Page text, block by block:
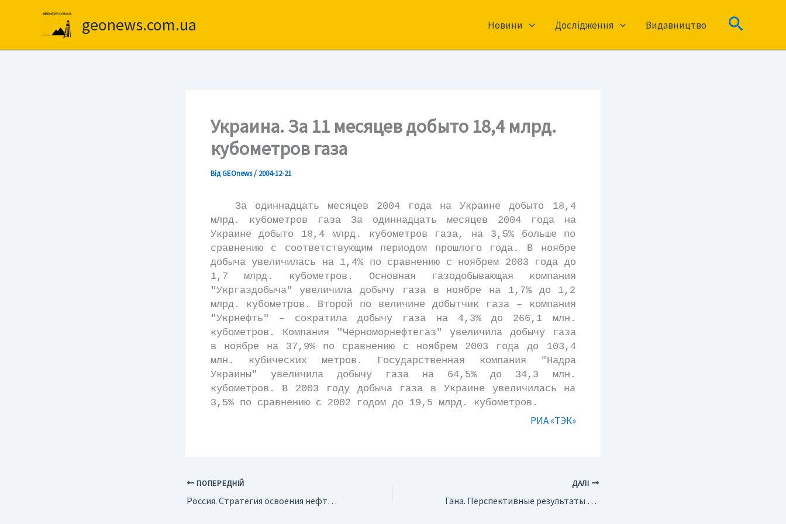
geonews.com.ua Новини Дослідження Видавництво Пошук
Украина. За 11 месяцев добыто 18,4 млрд.
кубометров газа
ВідGEOnews/ 2004-12-21
За одиннадцать месяцев 2004 года на Украине добыто 18,4
млрд. кубометров газа За одиннадцать месяцев 2004 года на
Украине добыто 18,4 млрд. кубометров газа, на 3,5% больше по
сравнению с соответствующим периодом прошлого года. В ноябре
добыча увеличилась на 1,4% по сравнению с ноябрем 2003 года до
1,7 млрд. кубометров. Основная газодобывающая компания
"Укргаздобыча" увеличила добычу газа в ноябре на 1,7% до 1,2
млрд. кубометров. Второй по величине добытчик газа – компания
"Укрнефть" – сократила добычу газа на 4,3% до 266,1 млн.
кубометров. Компания "Черноморнефтегаз" увеличила добычу газа
в ноябре на 37,9% по сравнению с ноябрем 2003 года до 103,4
млн. кубических метров. Государственная компания "Надра
Украины" увеличила добычу газа на 64,5% до 34,3 млн.
кубометров. В 2003 году добыча газа в Украине увеличилась на
3,5% по сравнению с 2002 годом до 19,5 млрд. кубометров.
РИА «ТЭК»
ПОПЕРЕДНІЙ
Россия. Стратегия освоения нефти и газа континентального шельфа до 2020 г.
ДАЛІ
Гана. Перспективные результаты ГРР на золоторудном проявлении Манкранхо